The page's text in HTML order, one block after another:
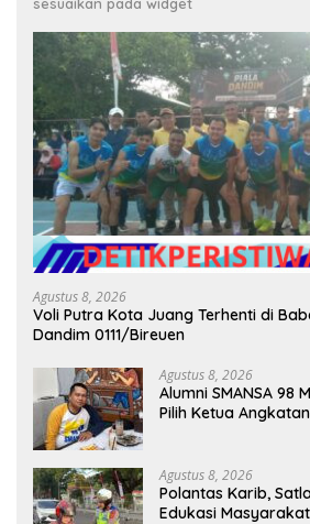
sesuaikan pada widget
Agustus 8, 2026
Voli Putra Kota Juang Terhenti di
Dandim 0111/Bireuen
Agustus 8, 2026
Alumni SMANSA 98
Pilih Ketua
Agustus 8, 2026
Polantas Karib,
Edukasi